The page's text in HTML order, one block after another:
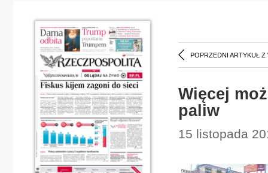
POPRZEDNI ARTYKUŁ Z
Więcej
paliw
15 listopada